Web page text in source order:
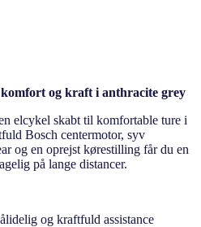
og kraft i anthracite grey
elcykel skabt til komfortable ture i
Bosch centermotor, syv
og en oprejst kørestilling får du en
på lange distancer.
og kraftfuld assistance